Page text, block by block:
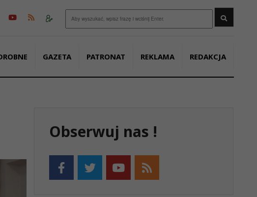
GAZETA PATRONAT REKLAMA REDAKCJA
Obserwuj nas !